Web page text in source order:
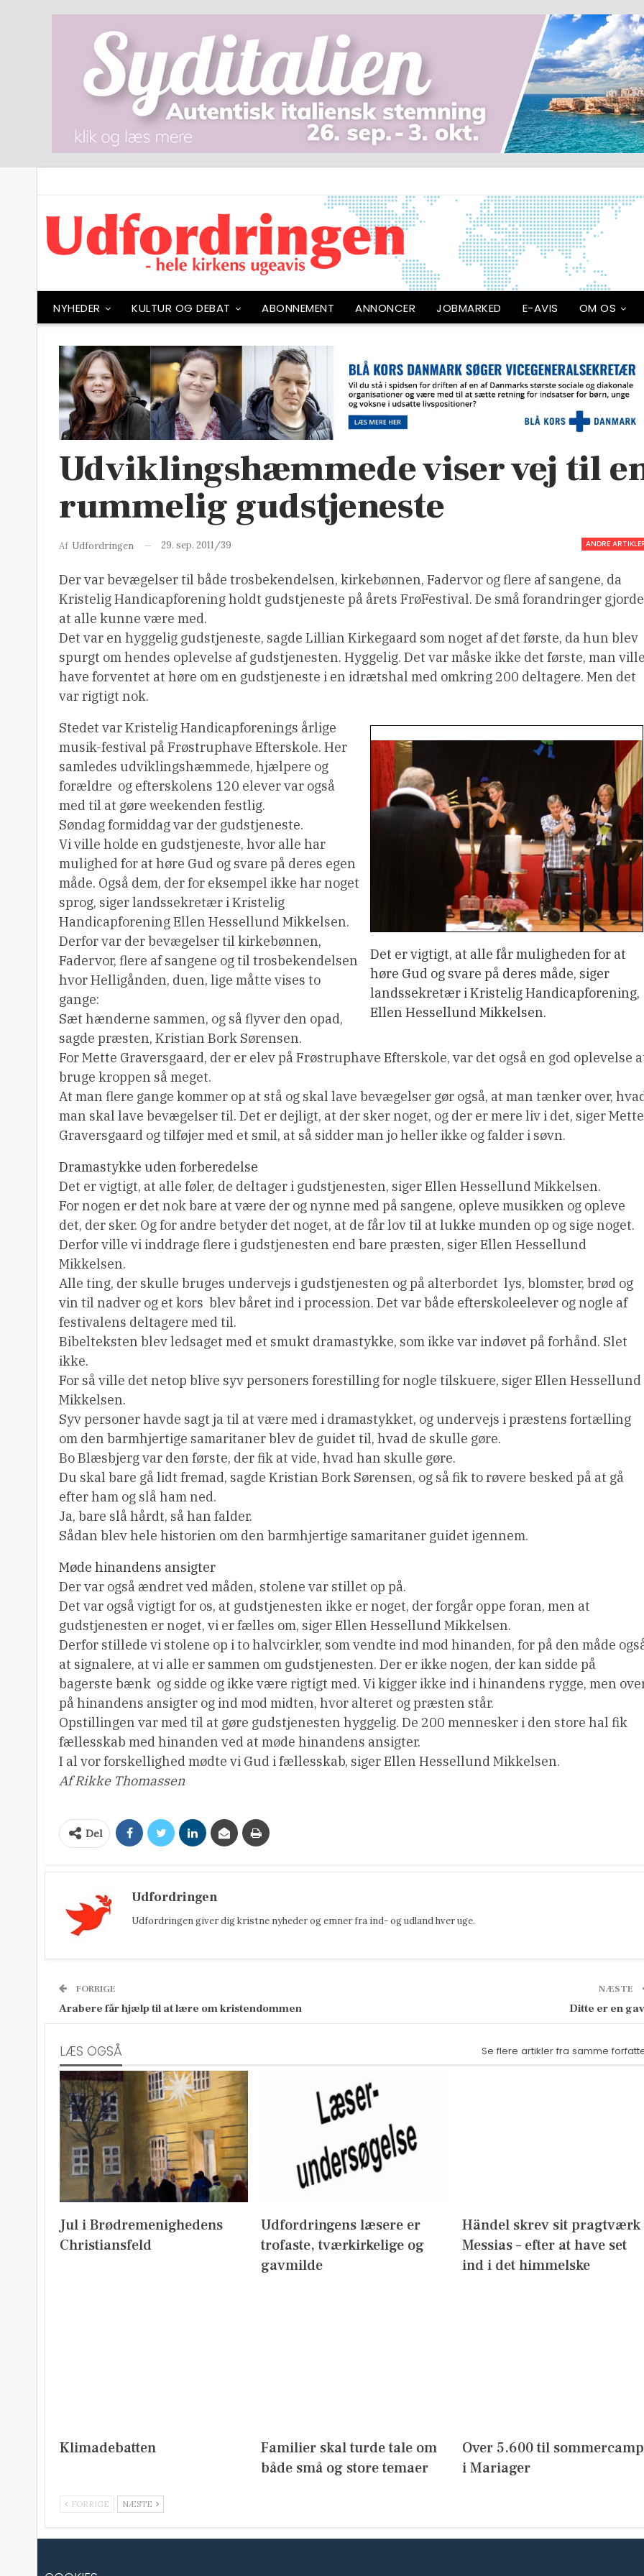
NYHEDER KULTUR OG DEBAT ABONNEMENT ANNONCER JOBMARKED E-AVIS OM OS
Udviklingshæmmede viser vej til
rummelig gudstjeneste
ANDRE
Af Udfordringen 29. sep. 2011/39
Der var bevægelser til både trosbekendelsen, kirkebønnen, Fadervor og flere af sangene, da
Kristelig Handicapforening holdt gudstjeneste på årets FrøFestival. De små forandringer
at alle kunne være med.
Det var en hyggelig gudstjeneste, sagde Lillian Kirkegaard som noget af det første, da hun blev
spurgt om hendes oplevelse af gudstjenesten. Hyggelig. Det var måske ikke det første, man
have forventet at høre om en gudstjeneste i en idrætshal med omkring 200 deltagere. Men det
var rigtigt nok.
Det er vigtigt, at alle får muligheden for at
høre Gud og svare på deres måde, siger
landssekretær i Kristelig Handicapforening,
Ellen Hessellund Mikkelsen.
Stedet var Kristelig Handicapforenings årlige
musik-festival på Frøstruphave Efterskole. Her
samledes udviklingshæmmede, hjælpere og
forældre  og efterskolens 120 elever var også
med til at gøre weekenden festlig.
Søndag formiddag var der gudstjeneste.
Vi ville holde en gudstjeneste, hvor alle har
mulighed for at høre Gud og svare på deres egen
måde. Også dem, der for eksempel ikke har noget
sprog, siger landssekretær i Kristelig
Handicapforening Ellen Hessellund Mikkelsen.
Derfor var der bevægelser til kirkebønnen,
Fadervor, flere af sangene og til trosbekendelsen 
hvor Helligånden, duen, lige måtte vises to
gange:
Sæt hænderne sammen, og så flyver den opad,
sagde præsten, Kristian Bork Sørensen.
For Mette Graversgaard, der er elev på Frøstruphave Efterskole, var det også en god oplevelse
bruge kroppen så meget.
At man flere gange kommer op at stå og skal lave bevægelser gør også, at man tænker over,
man skal lave bevægelser til. Det er dejligt, at der sker noget, og der er mere liv i det, siger Mette
Graversgaard og tilføjer med et smil, at så sidder man jo heller ikke og falder i søvn.
Dramastykke uden forberedelse
Det er vigtigt, at alle føler, de deltager i gudstjenesten, siger Ellen Hessellund Mikkelsen.
For nogen er det nok bare at være der og nynne med på sangene, opleve musikken og opleve
det, der sker. Og for andre betyder det noget, at de får lov til at lukke munden op og sige noget.
Derfor ville vi inddrage flere i gudstjenesten end bare præsten, siger Ellen Hessellund
Mikkelsen.
Alle ting, der skulle bruges undervejs i gudstjenesten og på alterbordet  lys, blomster, brød og
vin til nadver og et kors  blev båret ind i procession. Det var både efterskoleelever og nogle af
festivalens deltagere med til.
Bibelteksten blev ledsaget med et smukt dramastykke, som ikke var indøvet på forhånd. Slet
ikke.
For så ville det netop blive syv personers forestilling for nogle tilskuere, siger Ellen Hessellund
Mikkelsen.
Syv personer havde sagt ja til at være med i dramastykket, og undervejs i præstens fortælling
om den barmhjertige samaritaner blev de guidet til, hvad de skulle gøre.
Bo Blæsbjerg var den første, der fik at vide, hvad han skulle gøre.
Du skal bare gå lidt fremad, sagde Kristian Bork Sørensen, og så fik to røvere besked på at gå
efter ham og slå ham ned.
Ja, bare slå hårdt, så han falder.
Sådan blev hele historien om den barmhjertige samaritaner guidet igennem.
Møde hinandens ansigter
Der var også ændret ved måden, stolene var stillet op på.
Det var også vigtigt for os, at gudstjenesten ikke er noget, der forgår oppe foran, men at
gudstjenesten er noget, vi er fælles om, siger Ellen Hessellund Mikkelsen.
Derfor stillede vi stolene op i to halvcirkler, som vendte ind mod hinanden, for på den måde
at signalere, at vi alle er sammen om gudstjenesten. Der er ikke nogen, der kan sidde på
bagerste bænk  og sidde og ikke være rigtigt med. Vi kigger ikke ind i hinandens rygge, men
på hinandens ansigter og ind mod midten, hvor alteret og præsten står.
Opstillingen var med til at gøre gudstjenesten hyggelig. De 200 mennesker i den store hal fik
fællesskab med hinanden ved at møde hinandens ansigter.
I al vor forskellighed mødte vi Gud i fællesskab, siger Ellen Hessellund Mikkelsen.
Af Rikke Thomassen
Del
Udfordringen
Udfordringen giver dig kristne nyheder og emner fra ind- og udland hver uge.
FORRIGE
Arabere får hjælp til at lære om kristendommen
NÆSTE
Ditte er en
LÆS OGSÅ Se flere artikler fra samme
Jul i Brødremenighedens
Christiansfeld
Udfordringens læsere er
trofaste, tværkirkelige og
gavmilde
Händel skrev sit pragtværk
Messias – efter at have set
ind i det himmelske
Klimadebatten
Familier skal turde tale om
både små og store temaer
Over 5.600 til sommercamp
i Mariager
FORRIGE NÆSTE